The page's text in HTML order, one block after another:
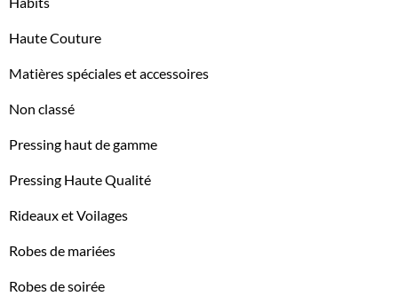
Haute Couture
Matières spéciales et accessoires
Non classé
Pressing haut de gamme
Pressing Haute Qualité
Rideaux et Voilages
Robes de mariées
Robes de soirée